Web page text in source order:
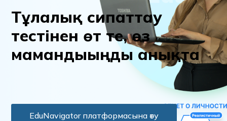
Тұлалық сипаттау
тестінен өт те, өз
мамандыыңды анықта
EduNavigator платформасына өту